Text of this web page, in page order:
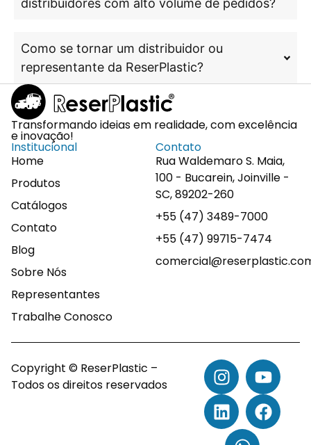
distribuidores com alto volume de pedidos?
Como se tornar um distribuidor ou
representante da ReserPlastic?
Transformando ideias em realidade, com excelência
e inovação!
Institucional
Home
Produtos
Catálogos
Contato
Blog
Sobre Nós
Representantes
Trabalhe Conosco
Contato
Rua Waldemaro S. Maia,
100 - Bucarein, Joinville -
SC, 89202-260
+55 (47) 3489-7000
+55 (47) 99715-7474
Copyright © ReserPlastic –
Todos os direitos reservados